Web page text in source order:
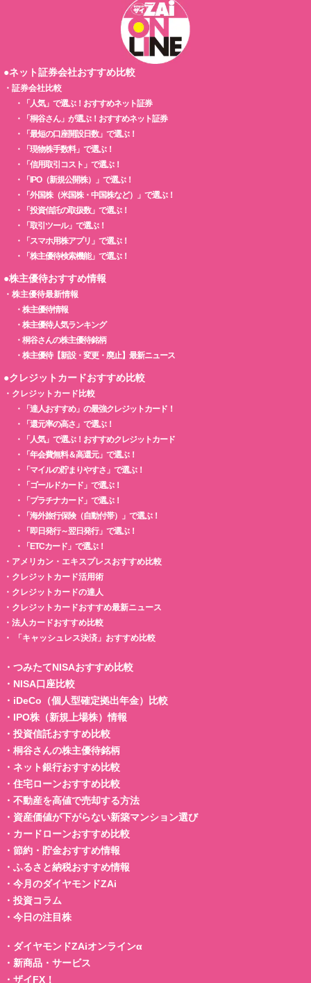
●ネット証券会社おすすめ比較
・ 証券会社比較
・
「人気」で選ぶ！おすすめネット証券
・
「桐谷さん」が選ぶ！おすすめネット証券
・
「最短の口座開設日数」で選ぶ！
・
「現物株手数料」で選ぶ！
・
「信用取引コスト」で選ぶ！
・
「IPO（新規公開株）」で選ぶ！
・
「外国株（米国株・中国株など）」で選ぶ！
・
「投資信託の取扱数」で選ぶ！
・
「取引ツール」で選ぶ！
・
「スマホ用株アプリ」で選ぶ！
・
「株主優待検索機能」で選ぶ！
●株主優待おすすめ情報
・ 株主優待最新情報
・ 株主優待情報
・ 株主優待人気ランキング
・ 桐谷さんの株主優待銘柄
・ 株主優待【新設・変更・廃止】最新ニュース
●クレジットカードおすすめ比較
・ クレジットカード比較
・
「達人おすすめ」の最強クレジットカード！
・
「還元率の高さ」で選ぶ！
・
「人気」で選ぶ！おすすめクレジットカード
・
「年会費無料＆高還元」で選ぶ！
・
「マイルの貯まりやすさ」で選ぶ！
・
「ゴールドカード」で選ぶ！
・
「プラチナカード」で選ぶ！
・
「海外旅行保険（自動付帯）」で選ぶ！
・
「即日発行～翌日発行」で選ぶ！
・
「ETCカード」で選ぶ！
・ アメリカン・エキスプレスおすすめ比較
・ クレジットカード活用術
・ クレジットカードの達人
・ クレジットカードおすすめ最新ニュース
・ 法人カードおすすめ比較
・
「キャッシュレス決済」おすすめ比較
・ つみたてNISAおすすめ比較
・ NISA口座比較
・ iDeCo（個人型確定拠出年金）比較
・ IPO株（新規上場株）情報
・ 投資信託おすすめ比較
・ 桐谷さんの株主優待銘柄
・ ネット銀行おすすめ比較
・ 住宅ローンおすすめ比較
・ 不動産を高値で売却する方法
・ 資産価値が下がらない新築マンション選び
・ カードローンおすすめ比較
・ 節約・貯金おすすめ情報
・ ふるさと納税おすすめ情報
・ 今月のダイヤモンドZAi
・ 投資コラム
・ 今日の注目株
・ ダイヤモンドZAiオンラインα
・ 新商品・サービス
・ ザイFX！